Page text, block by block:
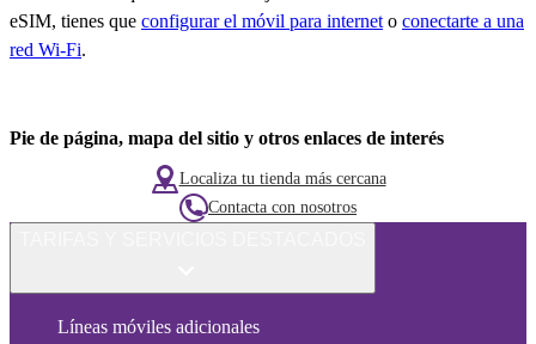
eSIM, tienes que configurar el móvil para internet o conectarte a una
red Wi-Fi.
Pie de página, mapa del sitio y otros enlaces de interés
Localiza tu tienda más cercana
Contacta con nosotros
Líneas móviles adicionales